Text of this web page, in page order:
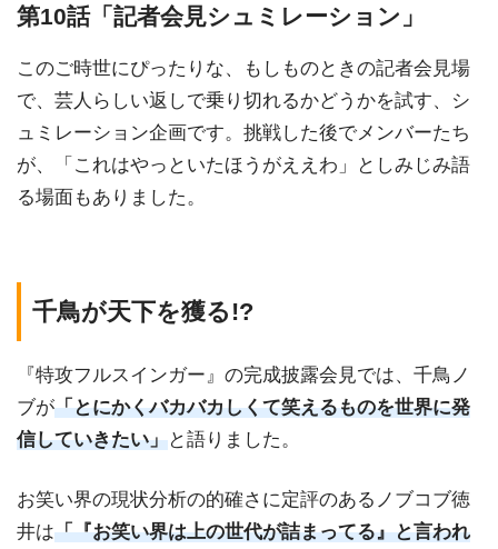
第10話「記者会見シュミレーション」
このご時世にぴったりな、もしものときの記者会見場
で、芸人らしい返しで乗り切れるかどうかを試す、シ
ュミレーション企画です。挑戦した後でメンバーたち
が、「これはやっといたほうがええわ」としみじみ語
る場面もありました。
千鳥が天下を獲る!?
『特攻フルスインガー』の完成披露会見では、千鳥ノ
ブが「とにかくバカバカしくて笑えるものを世界に発
信していきたい」と語りました。
お笑い界の現状分析の的確さに定評のあるノブコブ徳
井は「『お笑い界は上の世代が詰まってる』と言われ